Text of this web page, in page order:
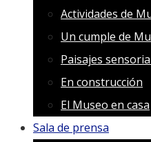
Actividades de
Un cumple de
Paisajes
En construcción
El Museo en casa
Sala de prensa